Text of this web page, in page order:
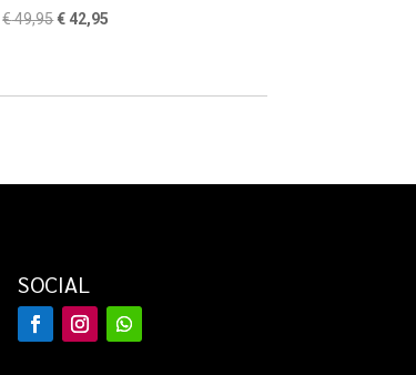
€49,95Oorspronkelijke
€ 42,95
SOCIAL